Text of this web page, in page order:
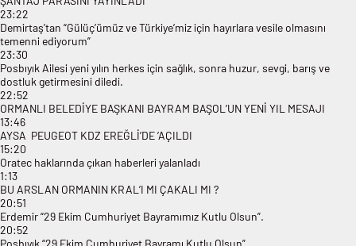
23:22
Demirtaş’tan “Gülüç’ümüz ve Türkiye’miz için hayırlara vesile olmasını
temenni ediyorum”
23:30
Posbıyık Ailesi yeni yılın herkes için sağlık, sonra huzur, sevgi, barış ve
dostluk getirmesini diledi.
22:52
ORMANLI BELEDİYE BAŞKANI BAYRAM BAŞOL’UN YENİ YIL MESAJI
13:46
AYSA PEUGEOT KDZ EREĞLİ’DE ’AÇILDI
15:20
Oratec haklarında çıkan haberleri yalanladı
1:13
BU ARSLAN ORMANIN KRAL’I MI ÇAKALI MI ?
20:51
Erdemir “29 Ekim Cumhuriyet Bayramımız Kutlu Olsun”.
20:52
Posbıyık “29 Ekim Cumhuriyet Bayramı Kutlu Olsun”.